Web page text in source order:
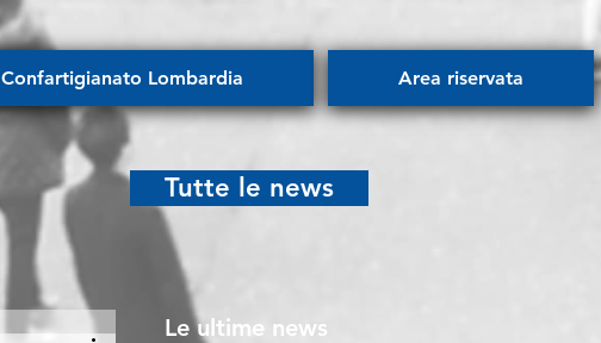
Confartigianato Lombardia Area riservata
Tutte le news
Le ultime news